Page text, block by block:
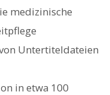
medizinische
Untertiteldateien
in etwa 100